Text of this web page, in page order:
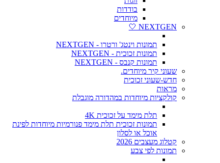
בודדות
מיוחדים
NEXTGEN 🤍
תמונות וינטג' ורטרו - NEXTGEN
תמונות זכוכית - NEXTGEN
תמונות קנבס - NEXTGEN
שעוני קיר מיוחדים.
חדש-שעוני זכוכית
מראות
קולקציות מיוחדות במהדורה מוגבלת
תלת מימד על זכוכית 4K
תמונות זכוכית תלת מימד פנורמיות מיוחדות לפינת
אוכל או לסלון
קטלוג מעצבים 2026
תמונות לפי צבע